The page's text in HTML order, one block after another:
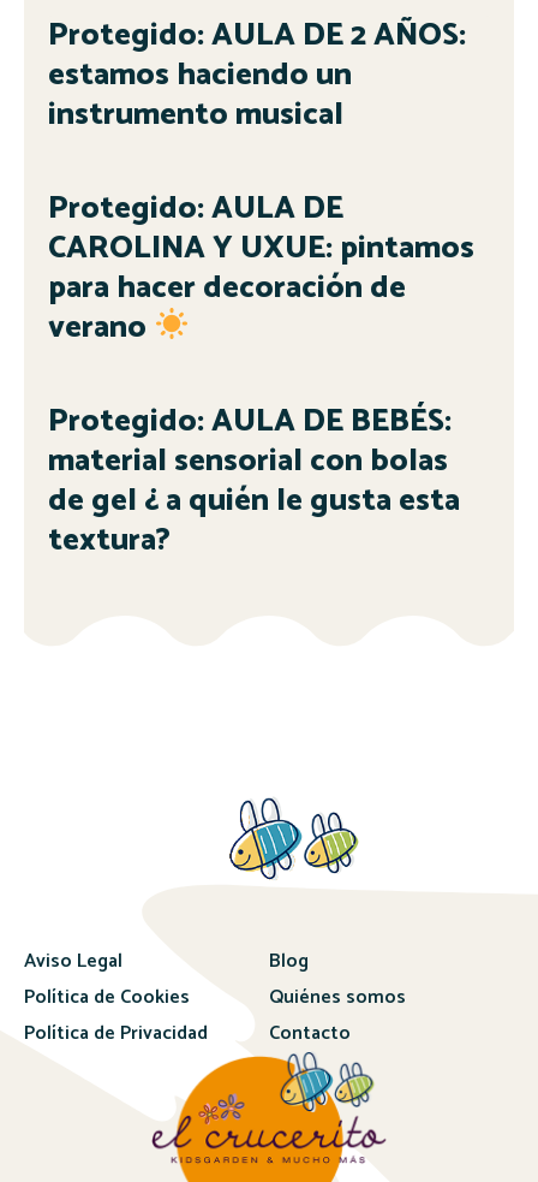
Protegido: AULA DE 2 AÑOS:
estamos haciendo un
instrumento musical
Protegido: AULA DE
CAROLINA Y UXUE: pintamos
para hacer decoración de
verano
Protegido: AULA DE BEBÉS:
material sensorial con bolas
de gel ¿ a quién le gusta esta
textura?
Aviso Legal
Política de Cookies
Política de Privacidad
Blog
Quiénes somos
Contacto